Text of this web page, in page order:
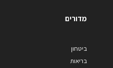
מדורים
ביטחון
בריאות